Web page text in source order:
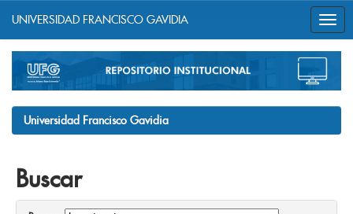
navigation
UNIVERSIDAD FRANCISCO GAVIDIA
Universidad Francisco Gavidia
Buscar